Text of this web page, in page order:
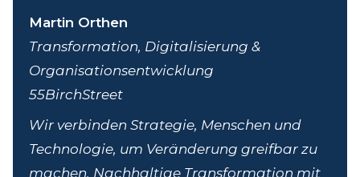
Martin Orthen
Transformation, Digitalisierung &
Organisationsentwicklung
55BirchStreet
Wir verbinden Strategie, Menschen und
Technologie, um Veränderung greifbar zu
machen. Nachhaltige Transformation mit